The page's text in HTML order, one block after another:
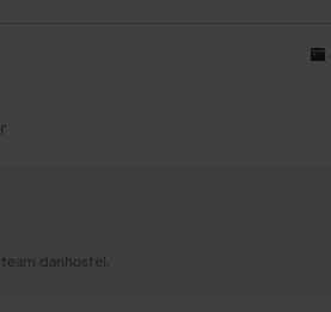
danhostel.